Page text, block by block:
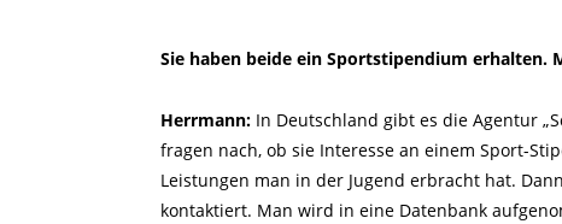
Sie haben beide ein Sportstipendium erhalten.
Herrmann: In Deutschland gibt es die Agentur
fragen nach, ob sie Interesse an einem Sport-
Leistungen man in der Jugend erbracht hat.
kontaktiert. Man wird in eine Datenbank